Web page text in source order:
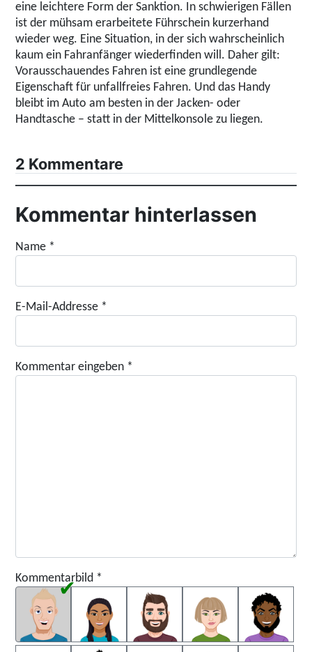
eine leichtere Form der Sanktion. In schwierigen Fällen
ist der mühsam erarbeitete Führschein kurzerhand
wieder weg. Eine Situation, in der sich wahrscheinlich
kaum ein Fahranfänger wiederfinden will. Daher gilt:
Vorausschauendes Fahren ist eine grundlegende
Eigenschaft für unfallfreies Fahren. Und das Handy
bleibt im Auto am besten in der Jacken- oder
Handtasche – statt in der Mittelkonsole zu liegen.
2 Kommentare
Kommentar hinterlassen
Name *
E-Mail-Addresse *
Kommentar eingeben *
Kommentarbild *
Kommentarbild